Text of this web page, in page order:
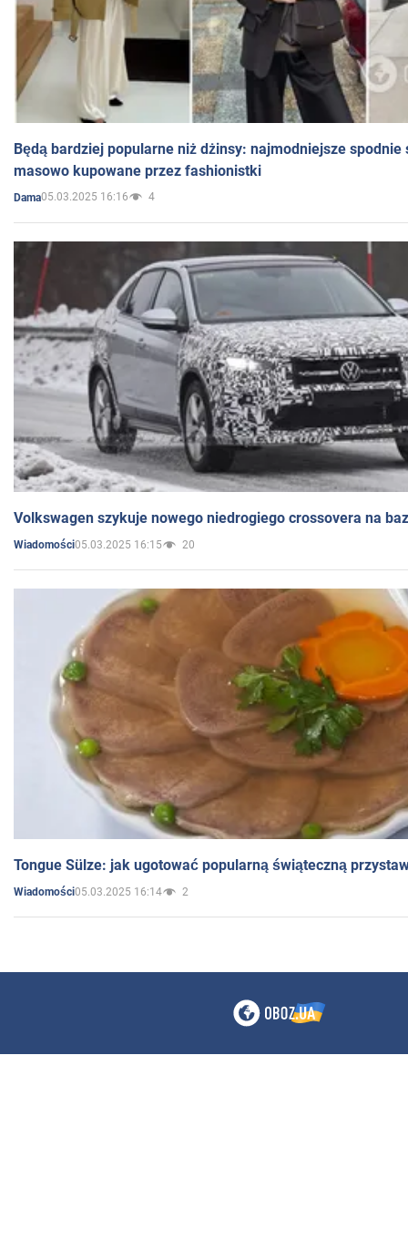
Będą bardziej popularne niż dżinsy: najmodniejsze spodnie
masowo kupowane przez fashionistki
Dama05.03.2025 16:16 4
Volkswagen szykuje nowego niedrogiego crossovera na
Wiadomości05.03.2025 16:15 20
Tongue Sülze: jak ugotować popularną świąteczną
Wiadomości05.03.2025 16:14 2